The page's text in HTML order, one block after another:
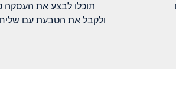
תוכלו לבצע את העסקה
ולקבל את הטבעת עם